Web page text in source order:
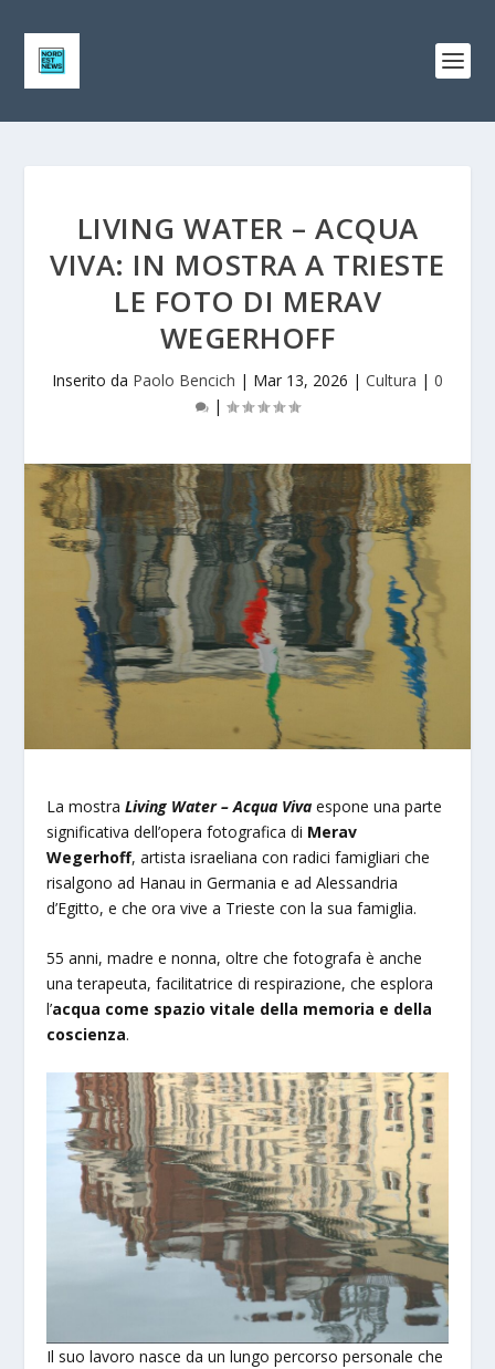
LIVING WATER – ACQUA
VIVA: IN MOSTRA A TRIESTE
LE FOTO DI MERAV
WEGERHOFF
Inserito da Paolo Bencich | Mar 13, 2026 | Cultura | 0
|
La mostraLiving Water – Acqua Viva espone una parte
significativa dell’opera fotografica di Merav
Wegerhoff, artista israeliana con radici famigliari che
risalgono ad Hanau in Germania e ad Alessandria
d’Egitto, e che ora vive a Trieste con la sua famiglia.
55 anni, madre e nonna, oltre che fotografa è anche
una terapeuta, facilitatrice di respirazione, che esplora
l’acqua come spazio vitale della memoria e della
coscienza.
Il suo lavoro nasce da un lungo percorso personale che